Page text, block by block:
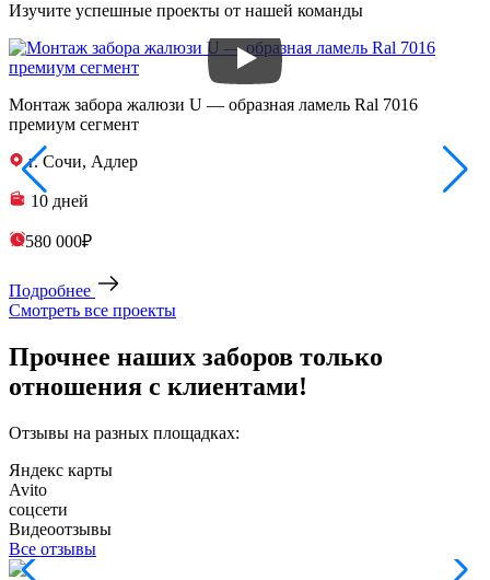
Изучите успешные проекты от нашей команды
Монтаж забора жалюзи U — образная ламель Ral 7016
премиум сегмент
г. Сочи, Адлер
10 дней
580 000₽
Подробнее
Смотреть все проекты
Прочнее наших заборов только
отношения с клиентами!
Отзывы на разных площадках:
Яндекс карты
Avito
соцсети
Видеоотзывы
Все отзывы